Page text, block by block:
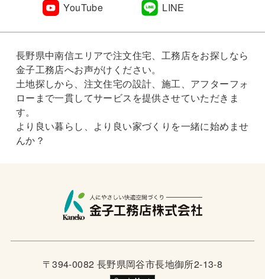
YouTube
LINE
長野県中南信エリアで注文住宅、工務店をお探しなら
金子工務店へお声がけください。
土地探しから、注文住宅の設計、施工、アフターフォ
ローまで一貫してサービスを提供させていただきま
す。
より良い暮らし、より良い家づくりを一緒に始めませ
んか？
〒394-0082 長野県岡谷市長地御所2-13-8